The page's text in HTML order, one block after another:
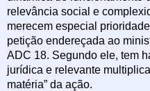
relevância social e
merecem especial
petição endereçada ao
ADC 18. Segundo ele, tem
jurídica e relevante
matéria” da ação.